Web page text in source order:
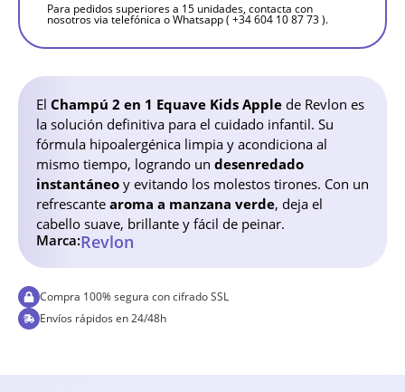
El Champú 2 en 1 Equave Kids Apple de Revlon es
la solución definitiva para el cuidado infantil. Su
fórmula hipoalergénica limpia y acondiciona al
mismo tiempo, logrando un desenredado
instantáneo y evitando los molestos tirones. Con un
refrescante aroma a manzana verde, deja el
cabello suave, brillante y fácil de peinar.
Marca:Revlon
Para pedidos superiores a 15 unidades, contacta con
nosotros via telefónica o Whatsapp ( +34 604 10 87 73 ).
Compra 100% segura con cifrado SSL
Envíos rápidos en 24/48h